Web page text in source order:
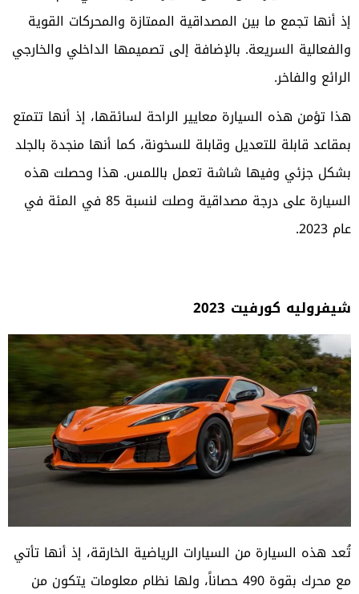
إذ أنها تجمع ما بين المصداقية الممتازة والمحركات القوية
والفعالية السريعة. بالإضافة إلى تصميمها الداخلي والخارجي
الرائع والفاخر.
هذا تؤمن هذه السيارة معايير الراحة لسائقها، إذ أنها تتمتع
بمقاعد قابلة للتعديل وقابلة للسخونة، كما أنها منجدة بالجلد
بشكل جزئي وفيها شاشة تعمل باللمس. هذا وحصلت هذه
السيارة على درجة مصداقية وصلت لنسبة 85 في المئة في
عام 2023.
شيفروليه كورفيت 2023
تُعد هذه السيارة من السيارات الرياضية الخارقة، إذ أنها تأتي
مع محرك بقوة 490 حصاناً، ولها نظام معلومات يتكون من